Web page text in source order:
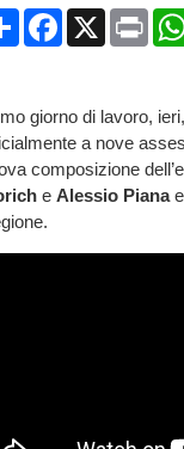
CondividiFacebook
X Print
giorno di lavoro,
a nove
composizione
e Alessio Pianae